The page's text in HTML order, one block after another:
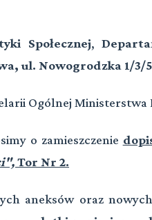
Społecznej,
ul. Nowogrodzka 1/3/
Ogólnej Ministerstwa
o zamieszczenie
Tor Nr 2.
aneksów oraz